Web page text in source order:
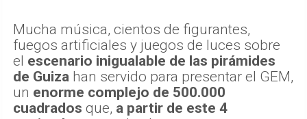
Mucha música, cientos de figurantes,
fuegos artificiales y juegos de luces sobre
el escenario inigualable de las pirámides
de Guiza han servido para presentar el GEM,
un enorme complejo de 500.000
cuadrados que, a partir de este 4